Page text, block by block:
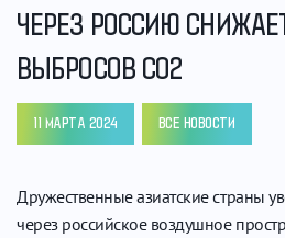
ЧЕРЕЗ РОССИЮ
ВЫБРОСОВ СО2
11 МАРТА 2024 ВСЕ НОВОСТИ
Дружественные азиатские страны
через российское воздушное